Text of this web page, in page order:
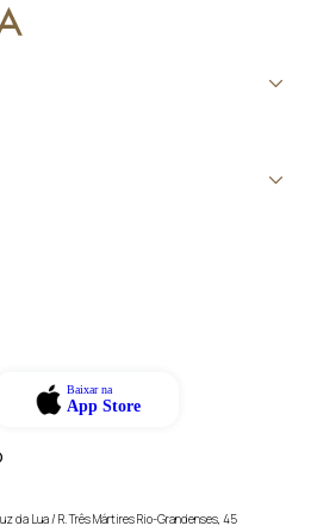
Baixar na
App Store
da Lua / R. Três Mártires Rio-Grandenses, 45